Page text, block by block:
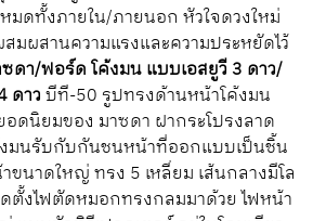
ดทั้งภายใน/ภายนอก หัวใจดวงใหม่
มผสานความแรงและความประหยัดไว้
ดา/ฟอร์ดโค้งมน แบบเอสยูวี 3 ดาว/
ดาวบีที-50 รูปทรงด้านหน้าโค้งมน
ดนิยมของ มาซดา ฝากระโปรงลาด
งมนรับกับกันชนหน้าที่ออกแบบเป็นชิ้น
นาดใหญ่ ทรง 5 เหลี่ยม เส้นกลางมีโล
ตั้งไฟตัดหมอกทรงกลมมาด้วย ไฟหน้า